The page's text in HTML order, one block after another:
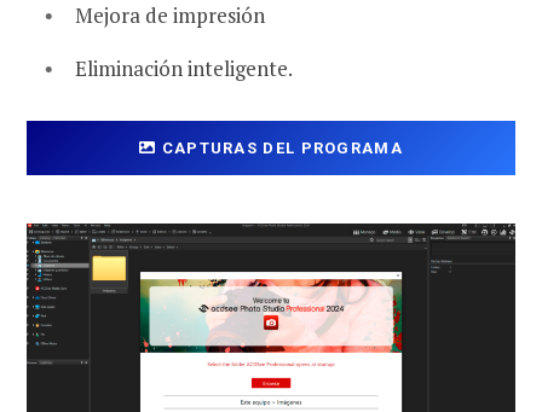
Mejora de impresión
Eliminación inteligente.
CAPTURAS DEL PROGRAMA